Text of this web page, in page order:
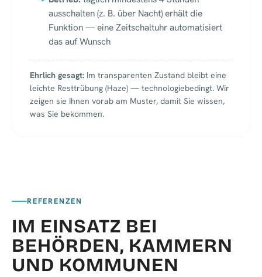
ausschalten (z. B. über Nacht) erhält die
Funktion — eine Zeitschaltuhr automatisiert
das auf Wunsch
Ehrlich gesagt: Im transparenten Zustand bleibt eine
leichte Resttrübung (Haze) — technologiebedingt. Wir
zeigen sie Ihnen vorab am Muster, damit Sie wissen,
was Sie bekommen.
REFERENZEN
IM EINSATZ BEI
BEHÖRDEN, KAMMERN
UND KOMMUNEN